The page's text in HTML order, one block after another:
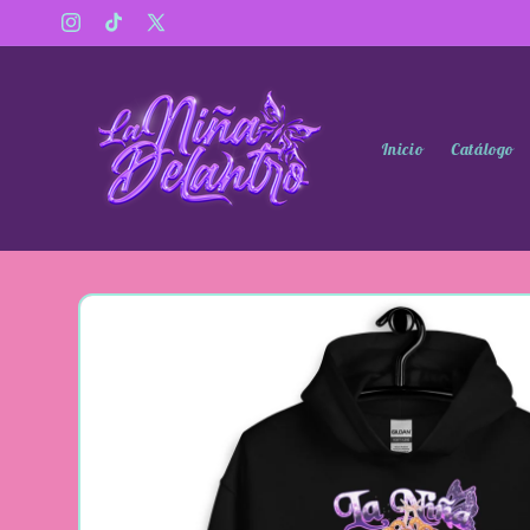
directamente
al contenido
InstagramTikTokX
Inicio Catálogo
directamente